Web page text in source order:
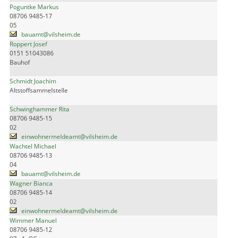
Poguntke Markus
08706 9485-17
05
bauamt@vilsheim.de
Roppert Josef
0151 51043086
Bauhof
Schmidt Joachim
Altstoffsammelstelle
Schwinghammer Rita
08706 9485-15
02
einwohnermeldeamt@vilsheim.de
Wachtel Michael
08706 9485-13
04
bauamt@vilsheim.de
Wagner Bianca
08706 9485-14
02
einwohnermeldeamt@vilsheim.de
Wimmer Manuel
08706 9485-12